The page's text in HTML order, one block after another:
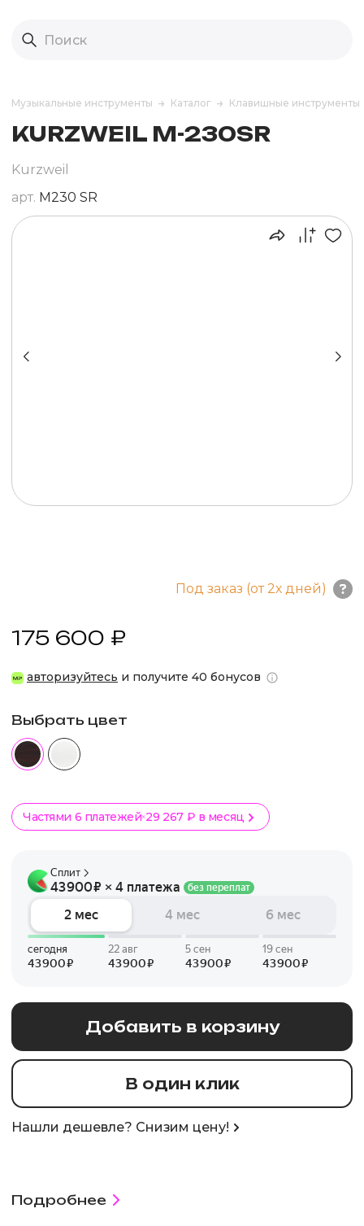
Музыкальные инструменты Каталог Клавишные инструменты
KURZWEIL M-230SR
Kurzweil
арт. M230 SR
Под заказ (от 2х дней)
175 600 ₽
авторизуйтесь и получите 40 бонусов
Выбрать цвет
Частями 6 платежей 29 267 ₽ в месяц
Добавить в корзину
В один клик
Нашли дешевле? Снизим цену!
Подробнее